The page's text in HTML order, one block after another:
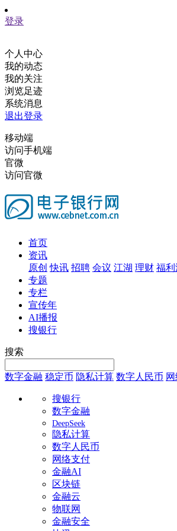
登录
个人中心
我的动态
我的关注
浏览足迹
系统消息
退出登录
移动端
访问手机端
官微
访问官微
首页
资讯
原创 快讯 招聘 会议 江湖 理财 福利
专题
专栏
宣传年
AI播报
搜银行
搜索
数字金融 稳定币 隐私计算 数字人民币
搜银行
数字金融
DeepSeek
隐私计算
数字人民币
网络支付
金融AI
区块链
金融云
物联网
金融安全